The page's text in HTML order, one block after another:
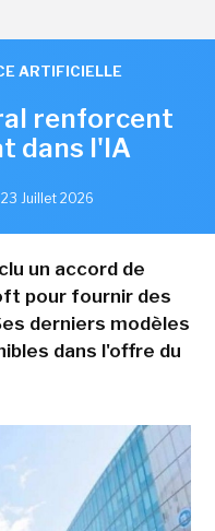
ARTIFICIELLE
renforcent
dans l'IA
Juillet 2026
un accord de
pour fournir des
derniers modèles
dans l'offre du